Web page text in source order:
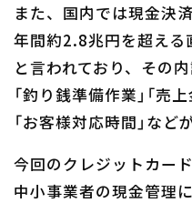
また、国内では現金決
年間約2.8兆円を超える
と言われており、その
「釣り銭準備作業」「売
「お客様対応時間」など
今回のクレジットカー
中小事業者の現金管理